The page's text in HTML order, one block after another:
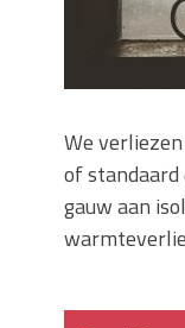
We
of standaard
gauw aan